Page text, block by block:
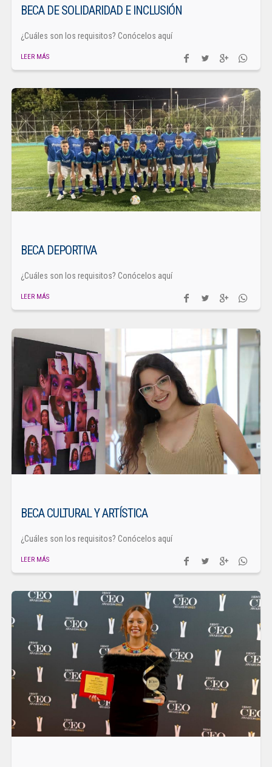
BECA DE SOLIDARIDAD E INCLUSIÓN
¿Cuáles son los requisitos? Conócelos aquí
LEER MÁS
BECA DEPORTIVA
¿Cuáles son los requisitos? Conócelos aquí
LEER MÁS
BECA CULTURAL Y ARTÍSTICA
¿Cuáles son los requisitos? Conócelos aquí
LEER MÁS